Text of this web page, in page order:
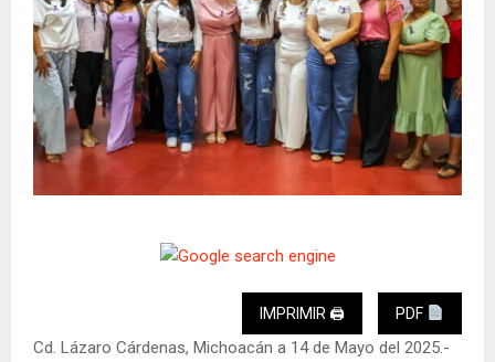
IMPRIMIR 🖨 PDF
Cd. Lázaro Cárdenas, Michoacán a 14 de Mayo del 2025.-